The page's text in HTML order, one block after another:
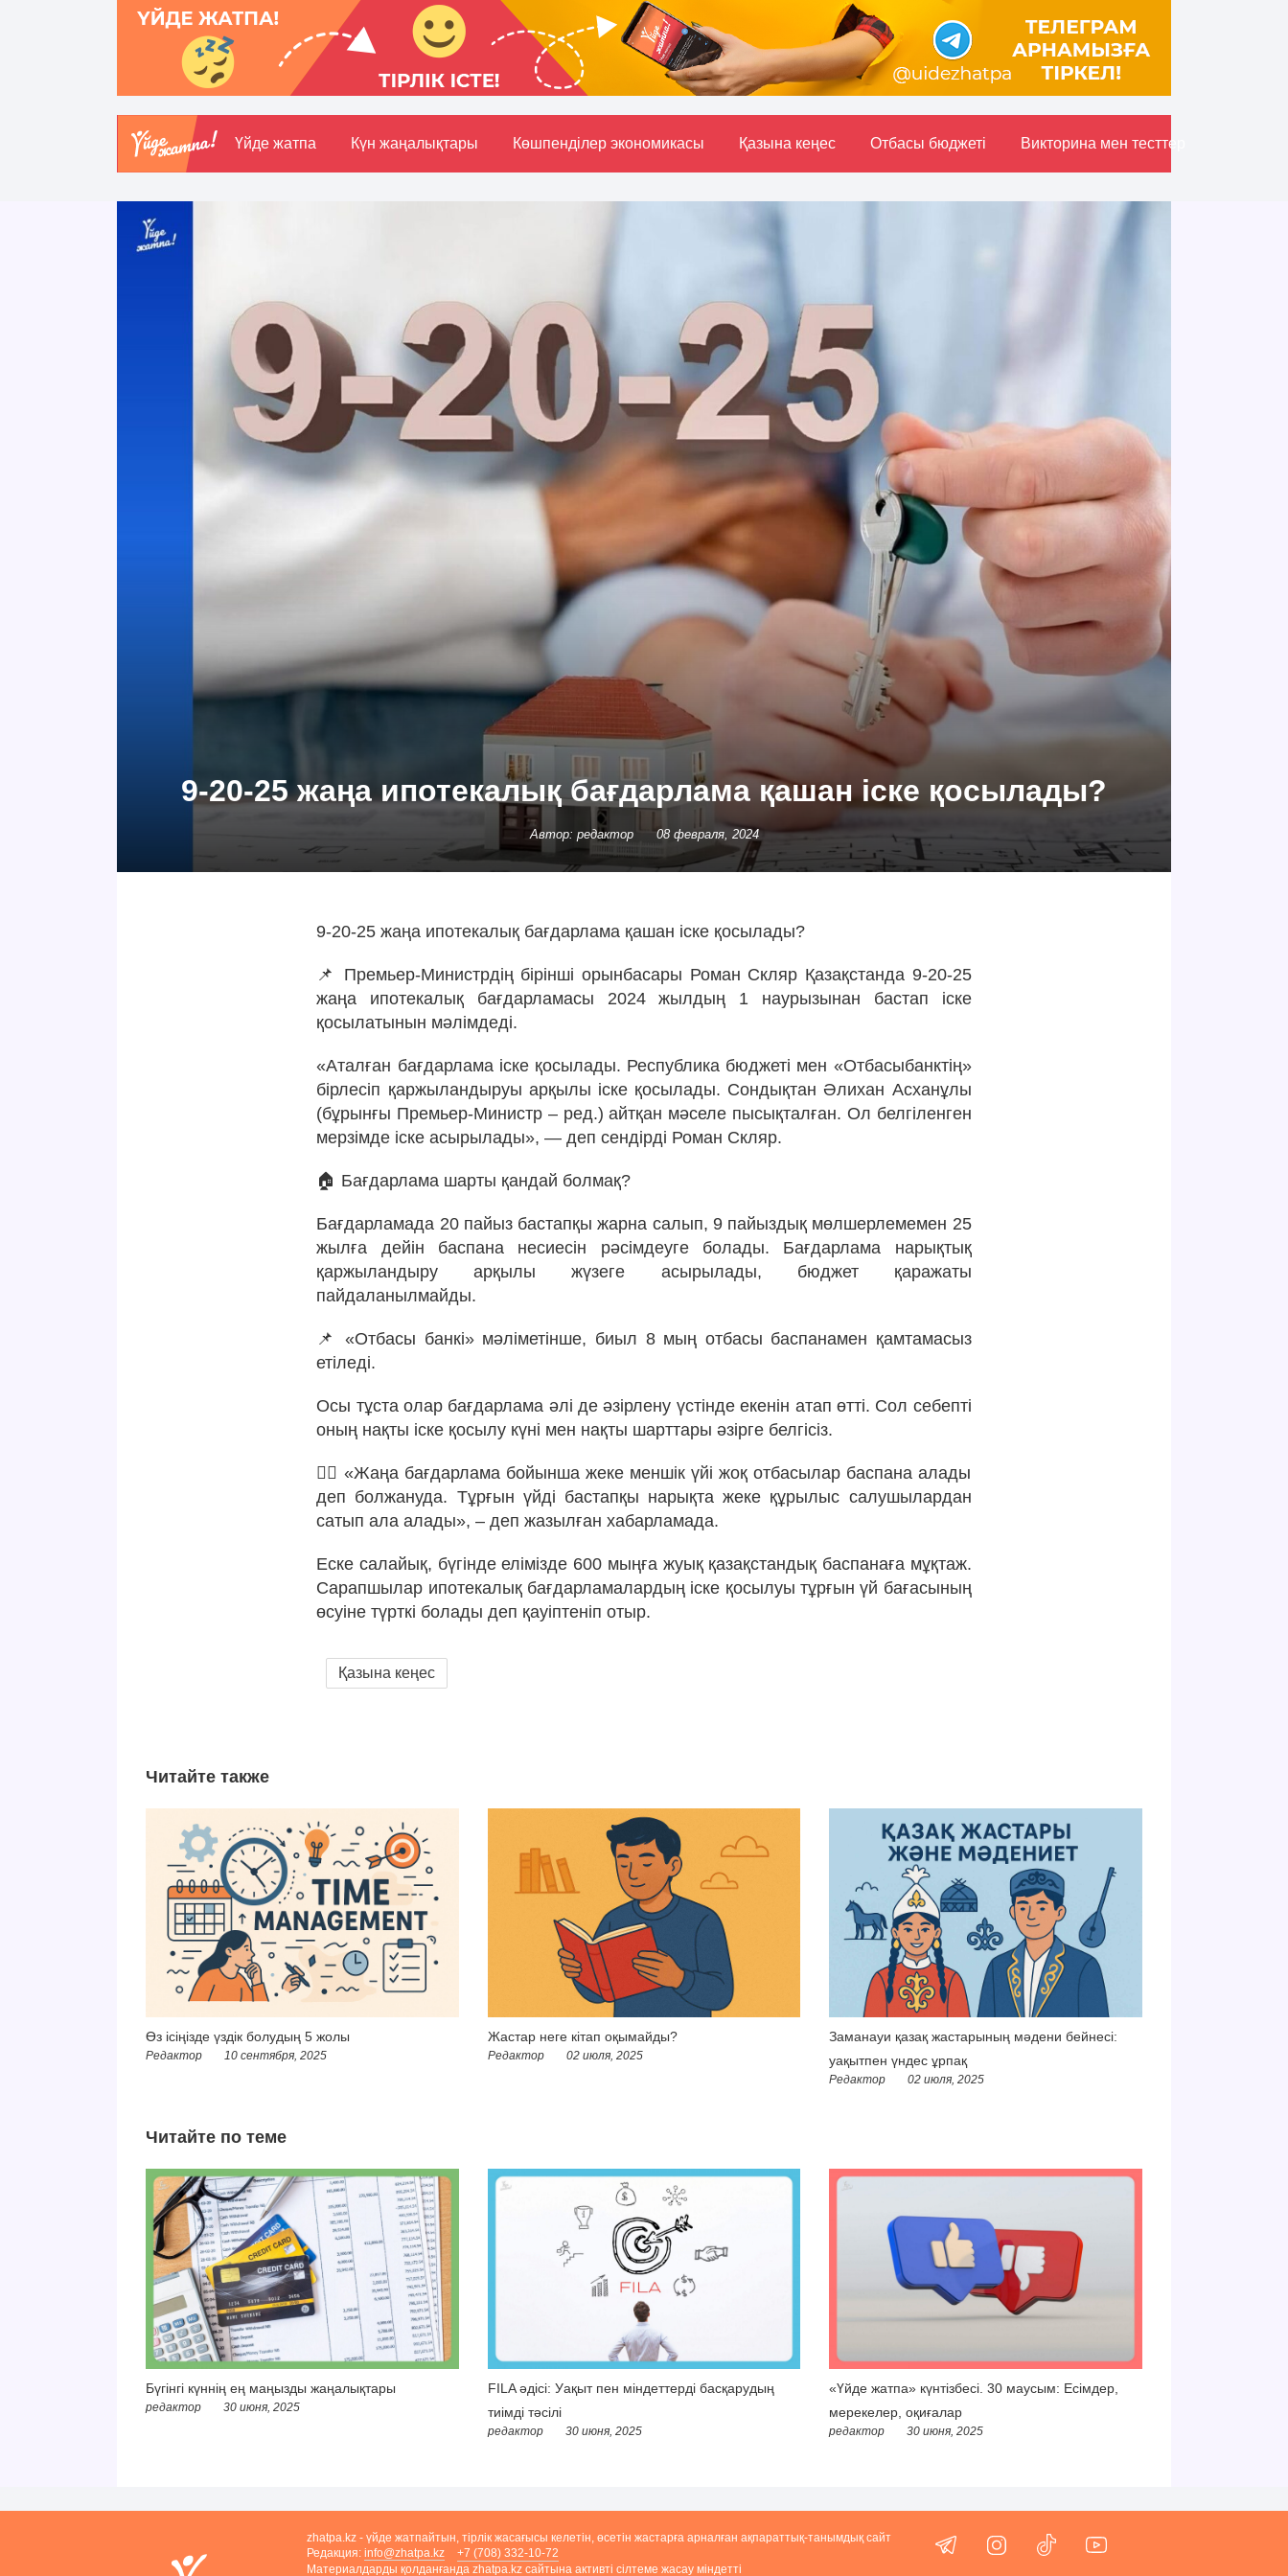
Үйде жатпа Күн жаңалықтары Көшпенділер экономикасы Қазына кеңес Отбасы бюджетi Викторина мен тесттер
9-20-25 жаңа ипотекалық бағдарлама қашан іске қосылады?
Автор: редактор 08 февраля, 2024
9-20-25 жаңа ипотекалық бағдарлама қашан іске қосылады?
📌 Премьер-Министрдің бірінші орынбасары Роман Скляр Қазақстанда 9-20-25
жаңа ипотекалық бағдарламасы 2024 жылдың 1 наурызынан бастап іске
қосылатынын мәлімдеді.
«Аталған бағдарлама іске қосылады. Республика бюджеті мен «Отбасыбанктің»
бірлесіп қаржыландыруы арқылы іске қосылады. Сондықтан Әлихан Асханұлы
(бұрынғы Премьер-Министр – ред.) айтқан мәселе пысықталған. Ол белгіленген
мерзімде іске асырылады», — деп сендірді Роман Скляр.
🏠 Бағдарлама шарты қандай болмақ?
Бағдарламада 20 пайыз бастапқы жарна салып, 9 пайыздық мөлшерлемемен 25
жылға дейін баспана несиесін рәсімдеуге болады. Бағдарлама нарықтық
қаржыландыру арқылы жүзеге асырылады, бюджет қаражаты
пайдаланылмайды.
📌 «Отбасы банкі» мәліметінше, биыл 8 мың отбасы баспанамен қамтамасыз
етіледі.
Осы тұста олар бағдарлама әлі де әзірлену үстінде екенін атап өтті. Сол себепті
оның нақты іске қосылу күні мен нақты шарттары әзірге белгісіз.
☝🏻 «Жаңа бағдарлама бойынша жеке меншік үйі жоқ отбасылар баспана алады
деп болжануда. Тұрғын үйді бастапқы нарықта жеке құрылыс салушылардан
сатып ала алады», – деп жазылған хабарламада.
Еске салайық, бүгінде елімізде 600 мыңға жуық қазақстандық баспанаға мұқтаж.
Сарапшылар ипотекалық бағдарламалардың іске қосылуы тұрғын үй бағасының
өсуіне түрткі болады деп қауіптеніп отыр.
Қазына кеңес
Читайте также
Өз ісіңізде үздік болудың 5 жолы
Редактор 10 сентября, 2025
Жастар неге кітап оқымайды?
Редактор 02 июля, 2025
Заманауи қазақ жастарының мәдени бейнесі:
уақытпен үндес ұрпақ
Редактор 02 июля, 2025
Читайте по теме
Бүгінгі күннің ең маңызды жаңалықтары
редактор 30 июня, 2025
FILA әдісі: Уақыт пен міндеттерді басқарудың
тиімді тәсілі
редактор 30 июня, 2025
«Үйде жатпа» күнтізбесі. 30 маусым: Есімдер,
мерекелер, оқиғалар
редактор 30 июня, 2025
zhatpa.kz - үйде жатпайтын, тірлік жасағысы келетін, өсетін жастарға арналған ақпараттық-танымдық сайт
Редакция:info@zhatpa.kz
+7 (708) 332-10-72
Материалдарды қолданғанда zhatpa.kz сайтына активті сілтеме жасау міндетті